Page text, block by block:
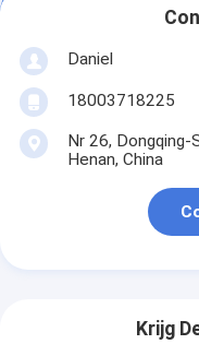
Daniel
18003718225
Nr 26,
Henan, China
Krijg